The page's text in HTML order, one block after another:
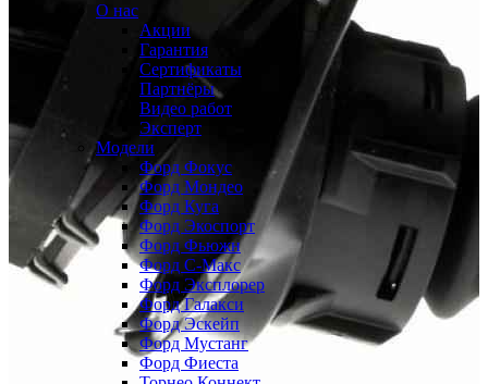
О нас
Акции
Гарантия
Сертификаты
Партнёры
Видео работ
Эксперт
Модели
Форд Фокус
Форд Мондео
Форд Куга
Форд Экоспорт
Форд Фьюжн
Форд С-Макс
Форд Эксплорер
Форд Галакси
Форд Эскейп
Форд Мустанг
Форд Фиеста